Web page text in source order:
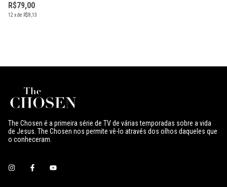
R$79,00
12xde R$8,13
The Chosen é a primeira série de TV de várias temporadas sobre a vida
de Jesus. The Chosen nos permite vê-lo através dos olhos daqueles que
o conheceram.